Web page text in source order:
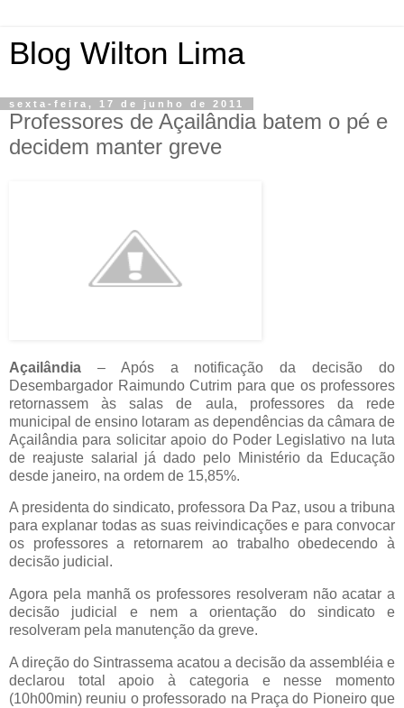
Blog Wilton Lima
sexta-feira, 17 de junho de 2011
Professores de Açailândia batem o pé e
decidem manter greve
Açailândia – Após a notificação da decisão do
Desembargador Raimundo Cutrim para que os professores
retornassem às salas de aula, professores da rede
municipal de ensino lotaram as dependências da câmara de
Açailândia para solicitar apoio do Poder Legislativo na luta
de reajuste salarial já dado pelo Ministério da Educação
desde janeiro, na ordem de 15,85%.
A presidenta do sindicato, professora Da Paz, usou a tribuna
para explanar todas as suas reivindicações e para convocar
os professores a retornarem ao trabalho obedecendo à
decisão judicial.
Agora pela manhã os professores resolveram não acatar a
decisão judicial e nem a orientação do sindicato e
resolveram pela manutenção da greve.
A direção do Sintrassema acatou a decisão da assembléia e
declarou total apoio à categoria e nesse momento
(10h00min) reuniu o professorado na Praça do Pioneiro que